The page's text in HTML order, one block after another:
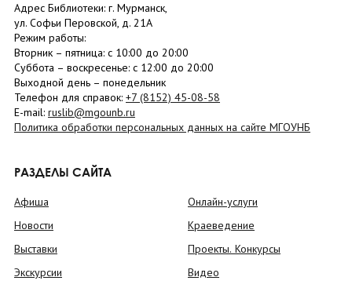
Адрес Библиотеки: г. Мурманск,
ул. Софьи Перовской, д. 21А
Режим работы:
Вторник – пятница: с 10:00 до 20:00
Суббота – воскресенье: c 12:00 до 20:00
Выходной день – понедельник
Телефон для справок: +7 (8152) 45-08-58
E-mail: ruslib@mgounb.ru
Политика обработки персональных данных на сайте МГОУНБ
РАЗДЕЛЫ САЙТА
Афиша
Новости
Выставки
Экскурсии
Онлайн-услуги
Краеведение
Проекты. Конкурсы
Видео